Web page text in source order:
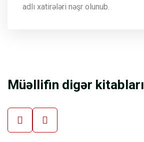
adlı xatirələri nəşr olunub.
Müəllifin digər kitabları